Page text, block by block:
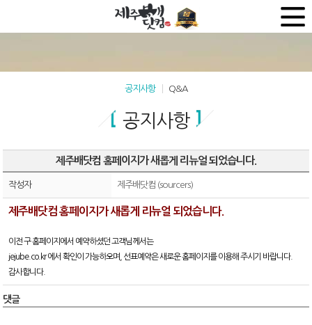
공지사항 Q&A
공지사항
제주배닷컴 홈페이지가 새롭게 리뉴얼 되었습니다.
작성자 제주배닷컴 (sourcers)
제주배닷컴 홈페이지가 새롭게 리뉴얼 되었습니다.
이전 구 홈페이지에서 예약하셨던 고객님께서는
jejube.co.kr 에서 확인이 가능하오며, 선표예약은 새로운 홈페이지를 이용해 주시기 바랍니다.
감사합니다.
댓글